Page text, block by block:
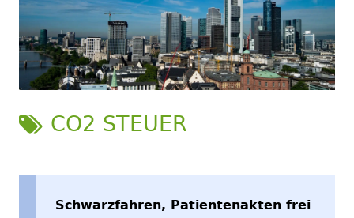
SCHLAGWORT:
CO2 STEUER
Schwarzfahren, Patientenakten frei